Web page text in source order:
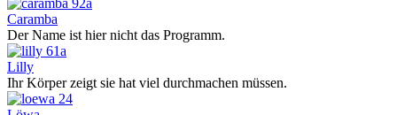
Caramba
Der Name ist hier nicht das Programm.
Lilly
Ihr Körper zeigt sie hat viel durchmachen müssen.